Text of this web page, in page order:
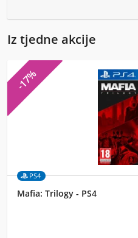
Iz tjedne akcije
-17%
PS4
Mafia: Trilogy - PS4